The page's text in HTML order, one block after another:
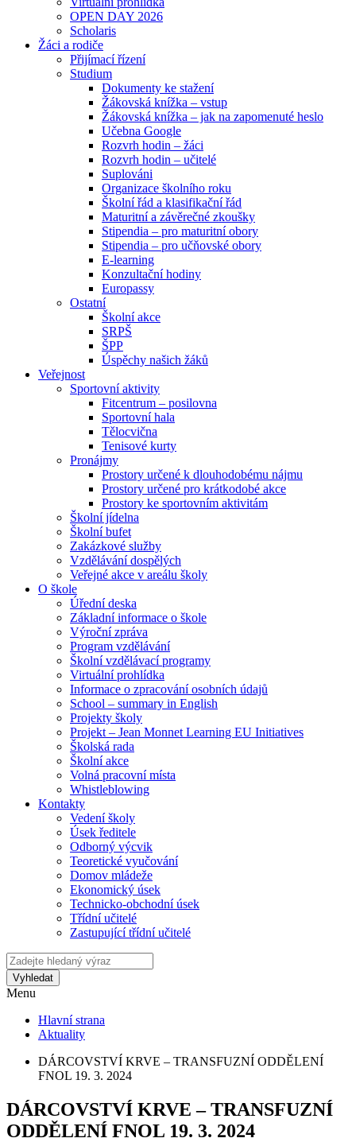
OPEN DAY 2026
Scholaris
Žáci a rodiče
Přijímací řízení
Studium
Dokumenty ke stažení
Žákovská knížka – vstup
Žákovská knížka – jak na zapomenuté heslo
Učebna Google
Rozvrh hodin – žáci
Rozvrh hodin – učitelé
Suplováni
Organizace školního roku
Školní řád a klasifikační řád
Maturitní a závěrečné zkoušky
Stipendia – pro maturitní obory
Stipendia – pro učňovské obory
E-learning
Konzultační hodiny
Europassy
Ostatní
Školní akce
SRPŠ
ŠPP
Úspěchy našich žáků
Veřejnost
Sportovní aktivity
Fitcentrum – posilovna
Sportovní hala
Tělocvična
Tenisové kurty
Pronájmy
Prostory určené k dlouhodobému nájmu
Prostory určené pro krátkodobé akce
Prostory ke sportovním aktivitám
Školní jídelna
Školní bufet
Zakázkové služby
Vzdělávání dospělých
Veřejné akce v areálu školy
O škole
Úřední deska
Základní informace o škole
Výroční zpráva
Program vzdělávání
Školní vzdělávací programy
Virtuální prohlídka
Informace o zpracování osobních údajů
School – summary in English
Projekty školy
Projekt – Jean Monnet Learning EU Initiatives
Školská rada
Školní akce
Volná pracovní místa
Whistleblowing
Kontakty
Vedení školy
Úsek ředitele
Odborný výcvik
Teoretické vyučování
Domov mládeže
Ekonomický úsek
Technicko-obchodní úsek
Třídní učitelé
Zastupující třídní učitelé
Vyhledat
Menu
Hlavní strana
Aktuality
DÁRCOVSTVÍ KRVE – TRANSFUZNÍ ODDĚLENÍ
FNOL 19. 3. 2024
DÁRCOVSTVÍ KRVE – TRANSFUZNÍ
ODDĚLENÍ FNOL 19. 3. 2024